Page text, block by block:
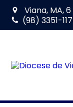
Viana, MA,
(98) 3351-